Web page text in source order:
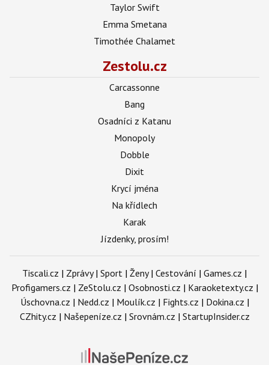
Taylor Swift
Emma Smetana
Timothée Chalamet
Zestolu.cz
Carcassonne
Bang
Osadníci z Katanu
Monopoly
Dobble
Dixit
Krycí jména
Na křídlech
Karak
Jízdenky, prosím!
Tiscali.cz | Zprávy| Sport | Ženy| Cestování | Games.cz |
Profigamers.cz | ZeStolu.cz | Osobnosti.cz | Karaoketexty.cz |
Úschovna.cz | Nedd.cz | Moulík.cz | Fights.cz | Dokina.cz |
CZhity.cz | Našepeníze.cz | Srovnám.cz | StartupInsider.cz